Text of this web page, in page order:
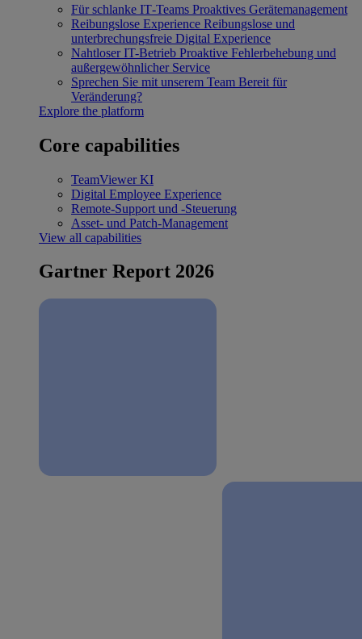
Für schlanke IT‐Teams Proaktives Gerätemanagement
Reibungslose Experience Reibungslose und
unterbrechungsfreie Digital Experience
Nahtloser IT-Betrieb Proaktive Fehlerbehebung und
außergewöhnlicher Service
Sprechen Sie mit unserem Team Bereit für
Veränderung?
Explore the platform
Core capabilities
TeamViewer KI
Digital Employee Experience
Remote-Support und -Steuerung
Asset- und Patch-Management
View all capabilities
Gartner Report 2026